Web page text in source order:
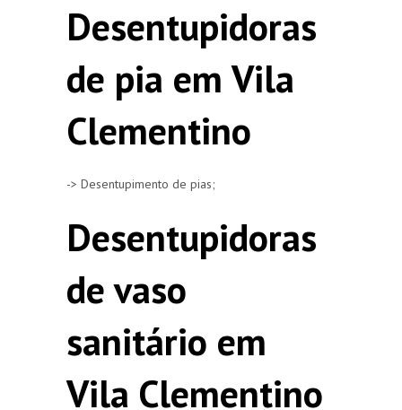
Desentupidoras
de pia em Vila
Clementino
-> Desentupimento de pias;
Desentupidoras
de vaso
sanitário em
Vila Clementino